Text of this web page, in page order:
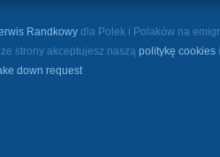
Randkowy dla Polek i Polaków na
strony akceptujesz naszą politykę cookies i
down request